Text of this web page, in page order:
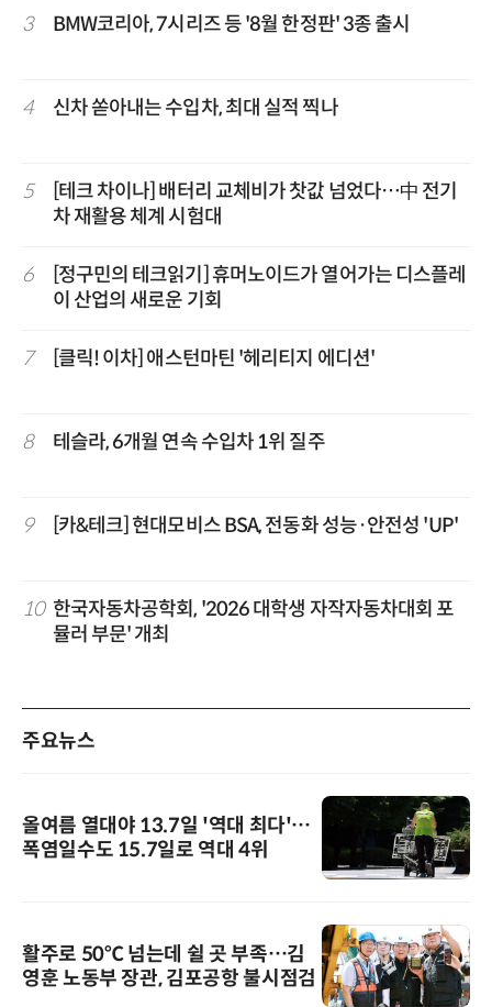
3 BMW코리아, 7시리즈 등 '8월 한정판' 3종 출시
4 신차 쏟아내는 수입차, 최대 실적 찍나
5
[테크 차이나] 배터리 교체비가 찻값 넘었다…中 전기
차 재활용 체계 시험대
6
[정구민의 테크읽기] 휴머노이드가 열어가는 디스플레
이 산업의 새로운 기회
7 [클릭! 이차] 애스턴마틴 '헤리티지 에디션'
8 테슬라, 6개월 연속 수입차 1위 질주
9 [카&테크] 현대모비스 BSA, 전동화 성능·안전성 'UP'
10 한국자동차공학회, '2026 대학생 자작자동차대회 포
뮬러 부문' 개최
주요뉴스
올여름 열대야 13.7일 '역대 최다'…
폭염일수도 15.7일로 역대 4위
활주로 50℃ 넘는데 쉴 곳 부족…김
영훈 노동부 장관, 김포공항 불시점검